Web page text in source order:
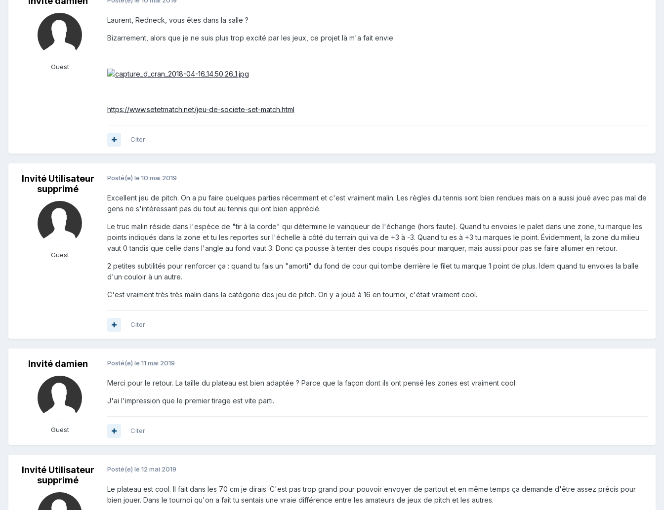
Guest
Laurent, Redneck, vous êtes dans la salle ?
Bizarrement, alors que je ne suis plus trop excité par les jeux, ce projet là m'a fait envie.
https://www.setetmatch.net/jeu-de-societe-set-match.html
Citer
Invité Utilisateur
supprimé
Guest
Posté(e) le 10 mai 2019
Excellent jeu de pitch. On a pu faire quelques parties récemment et c'est vraiment malin. Les règles du tennis sont bien rendues mais on a aussi joué avec pas mal de
gens ne s'intéressant pas du tout au tennis qui ont bien apprécié.
Le truc malin réside dans l'espèce de "tir à la corde" qui détermine le vainqueur de l'échange (hors faute). Quand tu envoies le palet dans une zone, tu marque les
points indiqués dans la zone et tu les reportes sur l'échelle à côté du terrain qui va de +3 à -3. Quand tu es à +3 tu marques le point. Évidemment, la zone du milieu
vaut 0 tandis que celle dans l'angle au fond vaut 3. Donc ça pousse à tenter des coups risqués pour marquer, mais aussi pour pas se faire allumer en retour.
2 petites subtilités pour renforcer ça : quand tu fais un "amorti" du fond de cour qui tombe derrière le filet tu marque 1 point de plus. Idem quand tu envoies la balle
d'un couloir à un autre.
C'est vraiment très très malin dans la catégorie des jeu de pitch. On y a joué à 16 en tournoi, c'était vraiment cool.
Citer
Invité damien
Guest
Posté(e) le 11 mai 2019
Merci pour le retour. La taille du plateau est bien adaptée ? Parce que la façon dont ils ont pensé les zones est vraiment cool.
J'ai l'impression que le premier tirage est vite parti.
Citer
Invité Utilisateur
supprimé
Posté(e) le 12 mai 2019
Le plateau est cool. Il fait dans les 70 cm je dirais. C'est pas trop grand pour pouvoir envoyer de partout et en même temps ça demande d'être assez précis pour
bien jouer. Dans le tournoi qu'on a fait tu sentais une vraie différence entre les amateurs de jeux de pitch et les autres.